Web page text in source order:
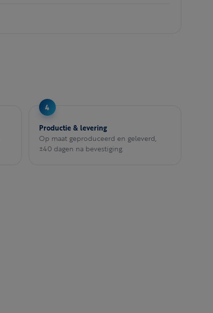
Productie & levering
Op maat geproduceerd en geleverd,
±40 dagen na bevestiging.